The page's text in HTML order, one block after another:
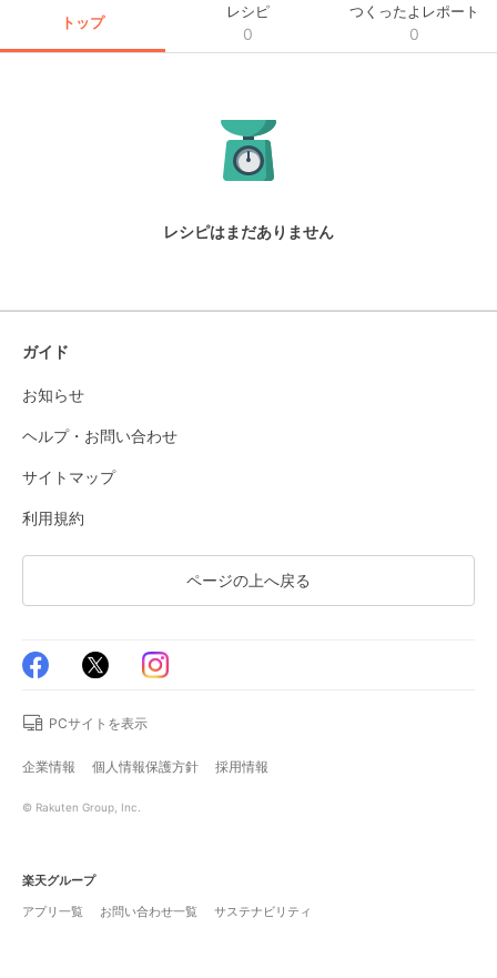
トップ
レシピ
0
つくったよレポート
0
レシピはまだありません
ガイド
お知らせ
ヘルプ・お問い合わせ
サイトマップ
利用規約
ページの上へ戻る
PCサイトを表示
企業情報 個人情報保護方針 採用情報
© Rakuten Group, Inc.
楽天グループ
アプリ一覧
お問い合わせ一覧 サステナビリティ